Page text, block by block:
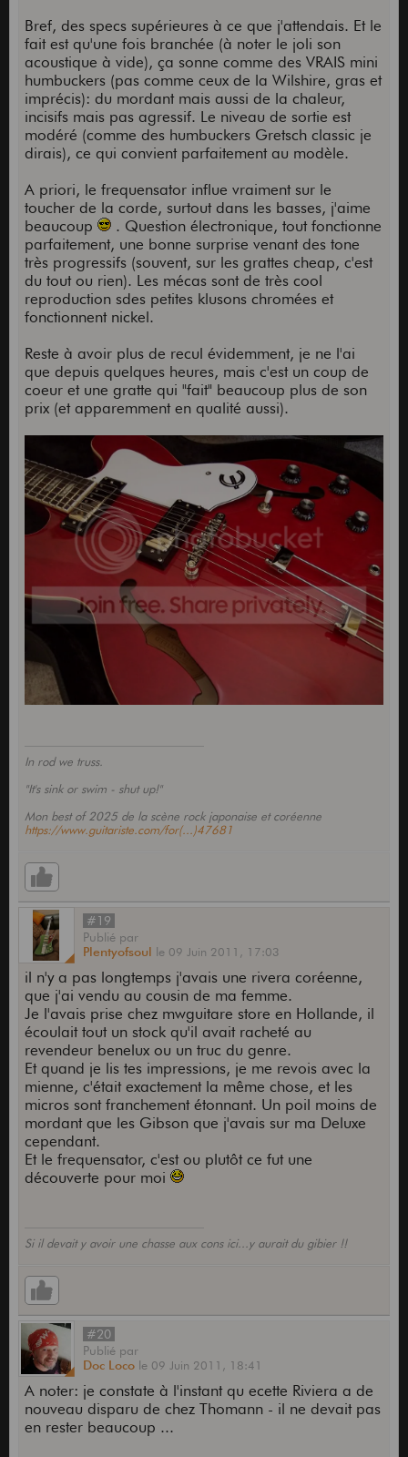
Bref, des specs supérieures à ce que j'attendais. Et le
fait est qu'une fois branchée (à noter le joli son
acoustique à vide), ça sonne comme des VRAIS mini
humbuckers (pas comme ceux de la Wilshire, gras et
imprécis): du mordant mais aussi de la chaleur,
incisifs mais pas agressif. Le niveau de sortie est
modéré (comme des humbuckers Gretsch classic je
dirais), ce qui convient parfaitement au modèle.
A priori, le frequensator influe vraiment sur le
toucher de la corde, surtout dans les basses, j'aime
beaucoup
. Question électronique, tout fonctionne
parfaitement, une bonne surprise venant des tone
très progressifs (souvent, sur les grattes cheap, c'est
du tout ou rien). Les mécas sont de très cool
reproduction sdes petites klusons chromées et
fonctionnent nickel.
Reste à avoir plus de recul évidemment, je ne l'ai
que depuis quelques heures, mais c'est un coup de
coeur et une gratte qui "fait" beaucoup plus de son
prix (et apparemment en qualité aussi).
In rod we truss.
"It's sink or swim - shut up!"
Mon best of 2025 de la scène rock japonaise et coréenne
https://www.guitariste.com/for(...)47681
#19
Publié par
Plentyofsoul le 09 Juin 2011, 17:03
il n'y a pas longtemps j'avais une rivera coréenne,
que j'ai vendu au cousin de ma femme.
Je l'avais prise chez mwguitare store en Hollande, il
écoulait tout un stock qu'il avait racheté au
revendeur benelux ou un truc du genre.
Et quand je lis tes impressions, je me revois avec la
mienne, c'était exactement la même chose, et les
micros sont franchement étonnant. Un poil moins de
mordant que les Gibson que j'avais sur ma Deluxe
cependant.
Et le frequensator, c'est ou plutôt ce fut une
découverte pour moi
Si il devait y avoir une chasse aux cons ici...y aurait du gibier !!
#20
Publié par
Doc Loco le 09 Juin 2011, 18:41
A noter: je constate à l'instant qu ecette Riviera a de
nouveau disparu de chez Thomann - il ne devait pas
en rester beaucoup ...